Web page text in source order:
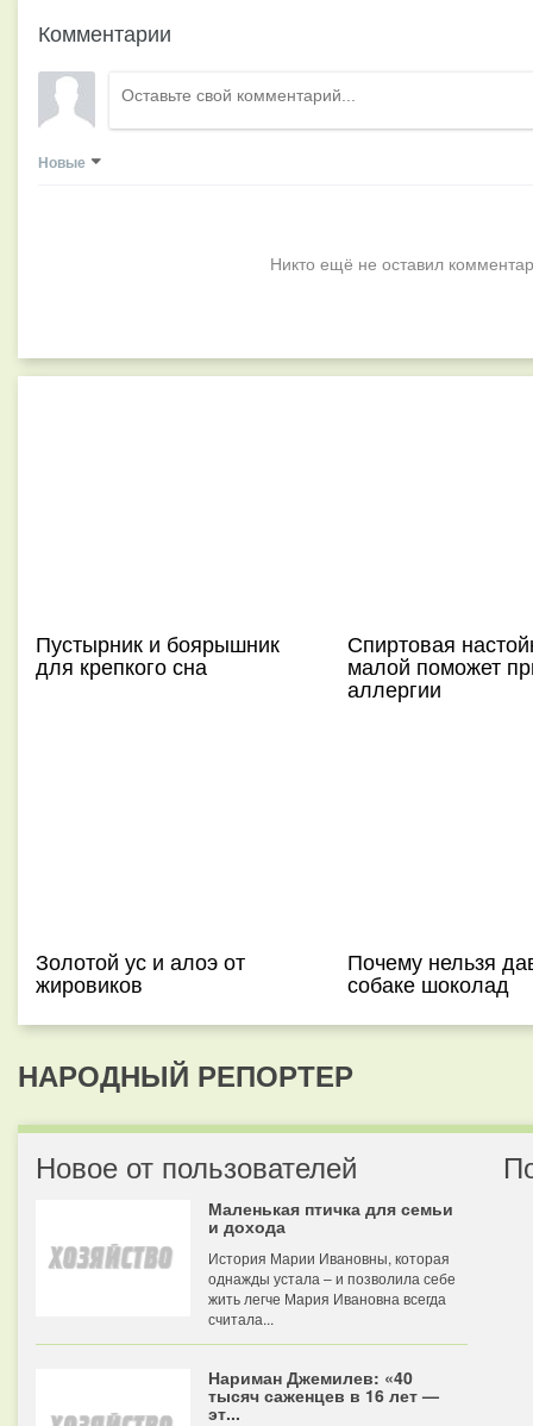
Комментарии
Новые
Никто ещё не оставил
Пустырник и боярышник
для крепкого сна
Спиртовая
малой поможет
аллергии
Золотой ус и алоэ от
жировиков
Почему нельзя
собаке шоколад
НАРОДНЫЙ РЕПОРТЕР
Новое от пользователей
Маленькая птичка для семьи
и дохода
История Марии Ивановны, которая
однажды устала – и позволила себе
жить легче Мария Ивановна всегда
считала...
Нариман Джемилев: «40
тысяч саженцев в 16 лет —
эт...